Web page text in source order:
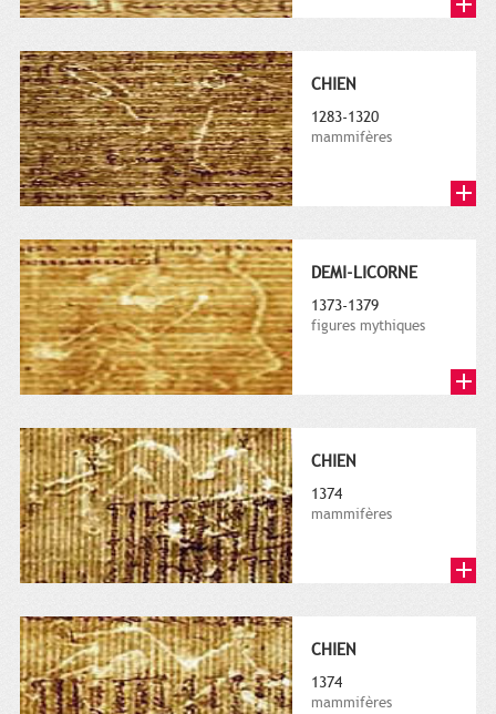
CHIEN
1283-1320
mammifères
DEMI-LICORNE
1373-1379
figures mythiques
CHIEN
1374
mammifères
CHIEN
1374
mammifères